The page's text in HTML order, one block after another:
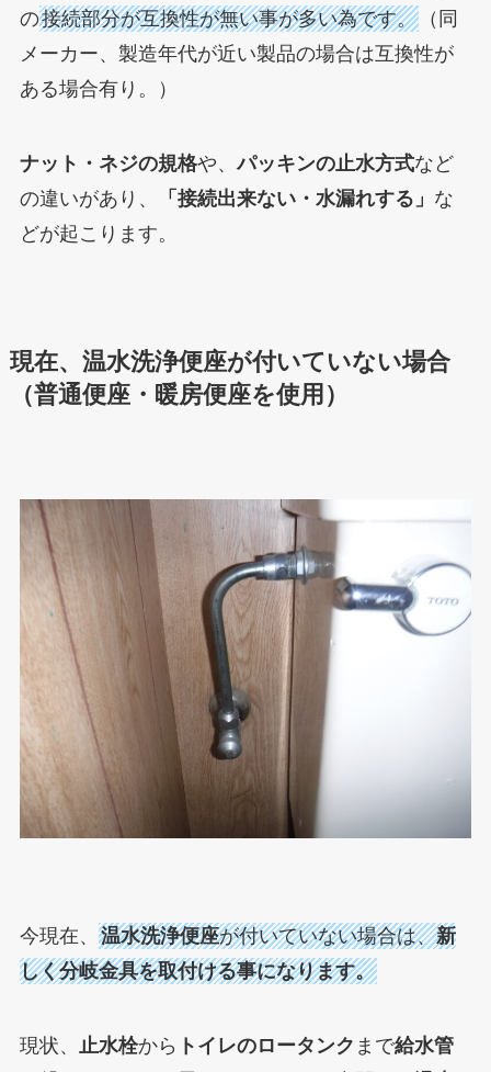
の接続部分が互換性が無い事が多い為です。（同
メーカー、製造年代が近い製品の場合は互換性が
ある場合有り。）
ナット・ネジの規格や、パッキンの止水方式など
の違いがあり、
「接続出来ない・水漏れする」 な
どが起こります。
現在、温水洗浄便座が付いていない場合
（普通便座・暖房便座を使用）
今現在、 温水洗浄便座が付いていない場合は、新
しく分岐金具を取付ける事になります。
現状、 止水栓から トイレのロータンク まで給水管